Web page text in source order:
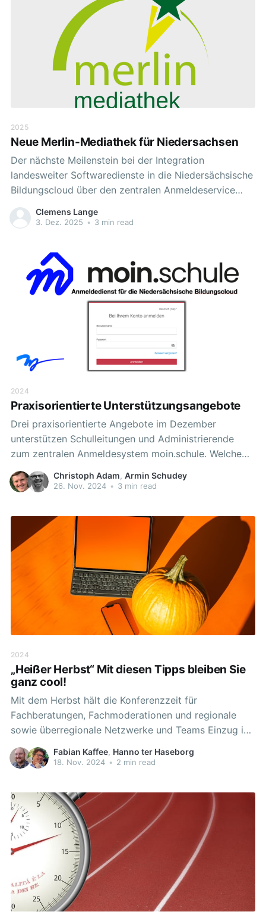
2025
Neue Merlin-Mediathek für Niedersachsen
Der nächste Meilenstein bei der Integration
landesweiter Softwaredienste in die Niedersächsische
Bildungscloud über den zentralen Anmeldeservice
moin.schule ist erreicht. Unter Federführung des NLQ
wurde die neue „Merlin-Mediathek“ ( https://merlin-
Schulnummer haben, angebunden. Was ist
Clemens Lange
3. Dez. 2025 • 3 min read
2024
Praxisorientierte Unterstützungsangebote
Drei praxisorientierte Angebote im Dezember
unterstützen Schulleitungen und Administrierende
zum zentralen Anmeldesystem moin.schule. Welche
Funktionen, Möglichkeiten und Vorteile bietet
Meine Online - Identität Niedersachsen? * M it wenig
und geräteunabhängig * I nklusive kostenfreies
Lernmanagementsystem (Niedersächsische
Christoph Adam, Armin Schudey
26. Nov. 2024 • 3 min read
2024
„Heißer Herbst“ Mit diesen Tipps bleiben Sie
ganz cool!
Mit dem Herbst hält die Konferenzzeit für
Fachberatungen, Fachmoderationen und regionale
sowie überregionale Netzwerke und Teams Einzug in
der zentralen Lern- und Kommunikationsplattform des
Landes Niedersachsen. Die Umstellung auf das neue
Abschaltung im Sommer
Fabian Kaffee, Hanno ter Haseborg
18. Nov. 2024 • 2 min read